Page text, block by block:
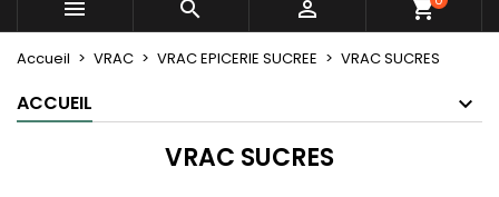
   shopping_cart
Accueil VRAC VRAC EPICERIE SUCREE VRAC SUCRES
ACCUEIL
VRAC SUCRES